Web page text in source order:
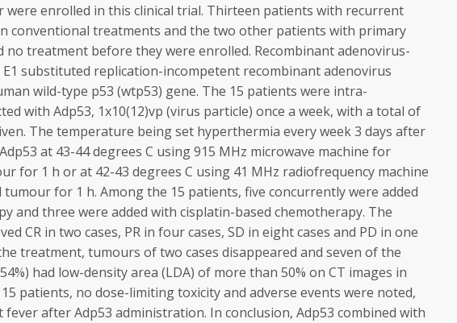
were enrolled in this clinical trial. Thirteen patients with recurrent
conventional treatments and the two other patients with primary
no treatment before they were enrolled. Recombinant adenovirus-
E1 substituted replication-incompetent recombinant adenovirus
wild-type p53 (wtp53) gene. The 15 patients were intra-
with Adp53, 1x10(12)vp (virus particle) once a week, with a total of
The temperature being set hyperthermia every week 3 days after
at 43-44 degrees C using 915 MHz microwave machine for
for 1 h or at 42-43 degrees C using 41 MHz radiofrequency machine
for 1 h. Among the 15 patients, five concurrently were added
and three were added with cisplatin-based chemotherapy. The
CR in two cases, PR in four cases, SD in eight cases and PD in one
treatment, tumours of two cases disappeared and seven of the
had low-density area (LDA) of more than 50% on CT images in
patients, no dose-limiting toxicity and adverse events were noted,
after Adp53 administration. In conclusion, Adp53 combined with